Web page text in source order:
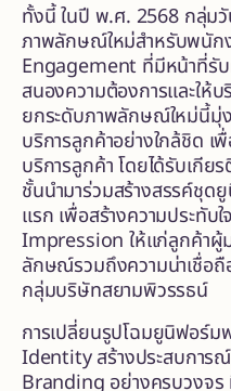
ทั้งนี้ ในปี พ.ศ. 2568 กลุ่ม
ภาพลักษณ์ใหม่สำหรับพนั
Engagement ที่มีหน้าที่รั
สนองความต้องการและให้บ
ยกระดับภาพลักษณ์ใหม่นี้มุ่
บริการลูกค้าอย่างใกล้ชิด
บริการลูกค้า โดยได้รับเกี
ชั้นนำมาร่วมสร้างสรรค์ชุด
แรก เพื่อสร้างความประทั
Impression ให้แก่ลูกค้าผู้ม
ลักษณ์รวมถึงความน่าเชื่อถื
กลุ่มบริษัทสยามพิวรรธน์
การเปลี่ยนรูปโฉมยูนิฟอร์ม
Identity สร้างประสบการ
Branding อย่างครบวงจร